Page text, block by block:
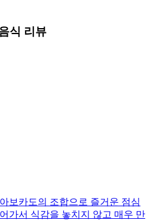
식 리뷰
보카도의 조합으로 즐거운 점심
가서 식감을 놓치지 않고 매우 만